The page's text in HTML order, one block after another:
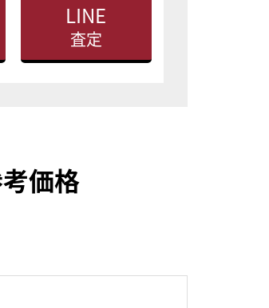
LINE
査定
価格